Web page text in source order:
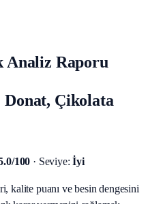
Analiz Raporu
Donat, Çikolata
100 · Seviye: İyi
kalite puanı ve besin dengesini